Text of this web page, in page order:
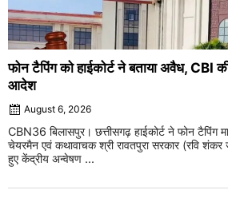
फोन टैपिंग को हाईकोर्ट ने बताया अवैध, CBI
आदेश
August 6, 2026
CBN36 बिलासपुर। छत्तीसगढ़ हाईकोर्ट ने फोन टैपिंग
चेयरमैन एवं कथावाचक श्री रावतपुरा सरकार (रवि शंकर
हुए केंद्रीय अन्वेषण ...